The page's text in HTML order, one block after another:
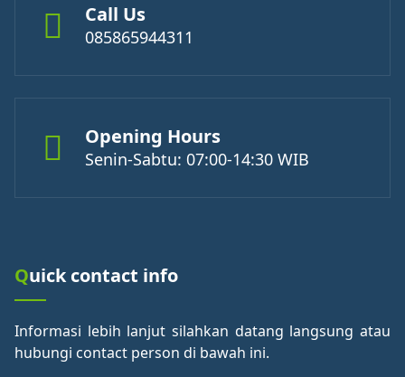
Call Us
085865944311
Opening Hours
Senin-Sabtu: 07:00-14:30 WIB
Quick contact info
Informasi lebih lanjut silahkan datang langsung atau
hubungi contact person di bawah ini.